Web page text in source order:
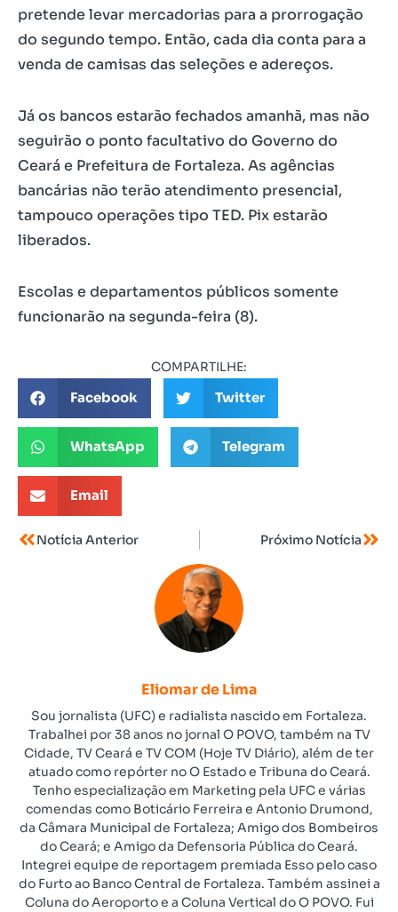
pretende levar mercadorias para a prorrogação
do segundo tempo. Então, cada dia conta para a
venda de camisas das seleções e adereços.
Já os bancos estarão fechados amanhã, mas não
seguirão o ponto facultativo do Governo do
Ceará e Prefeitura de Fortaleza. As agências
bancárias não terão atendimento presencial,
tampouco operações tipo TED. Pix estarão
liberados.
Escolas e departamentos públicos somente
funcionarão na segunda-feira (8).
COMPARTILHE:
Facebook Twitter
WhatsApp Telegram
Email
Notícia Anterior Próximo Notícia
Eliomar de Lima
Sou jornalista (UFC) e radialista nascido em Fortaleza.
Trabalhei por 38 anos no jornal O POVO, também na TV
Cidade, TV Ceará e TV COM (Hoje TV Diário), além de ter
atuado como repórter no O Estado e Tribuna do Ceará.
Tenho especialização em Marketing pela UFC e várias
comendas como Boticário Ferreira e Antonio Drumond,
da Câmara Municipal de Fortaleza; Amigo dos Bombeiros
do Ceará; e Amigo da Defensoria Pública do Ceará.
Integrei equipe de reportagem premiada Esso pelo caso
do Furto ao Banco Central de Fortaleza. Também assinei a
Coluna do Aeroporto e a Coluna Vertical do O POVO. Fui